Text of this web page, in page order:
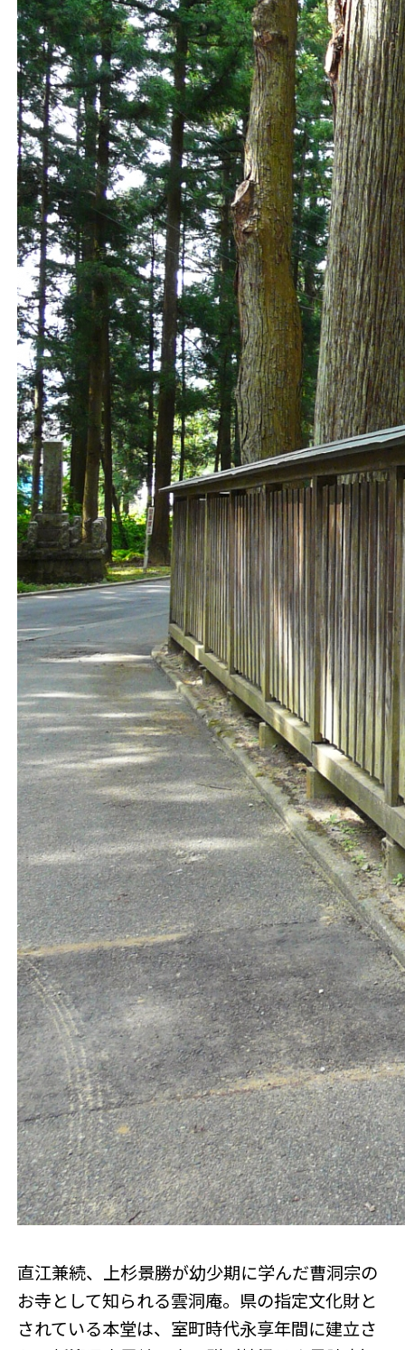
直江兼続、上杉景勝が幼少期に学んだ曹洞宗の
お寺として知られる雲洞庵。県の指定文化財と
されている本堂は、室町時代永享年間に建立さ